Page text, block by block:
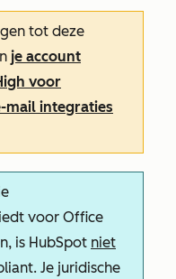
tot deze
je account
voor
mail integraties
voor Office
is HubSpot niet
Je juridische